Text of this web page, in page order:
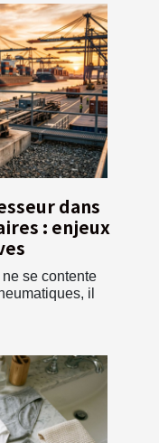
dans
: enjeux
se contente
il